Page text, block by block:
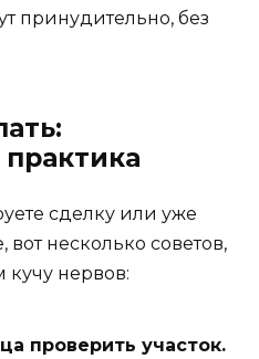
принудительно, без
сделку или уже
вот несколько советов,
кучу нервов:
проверить участок.